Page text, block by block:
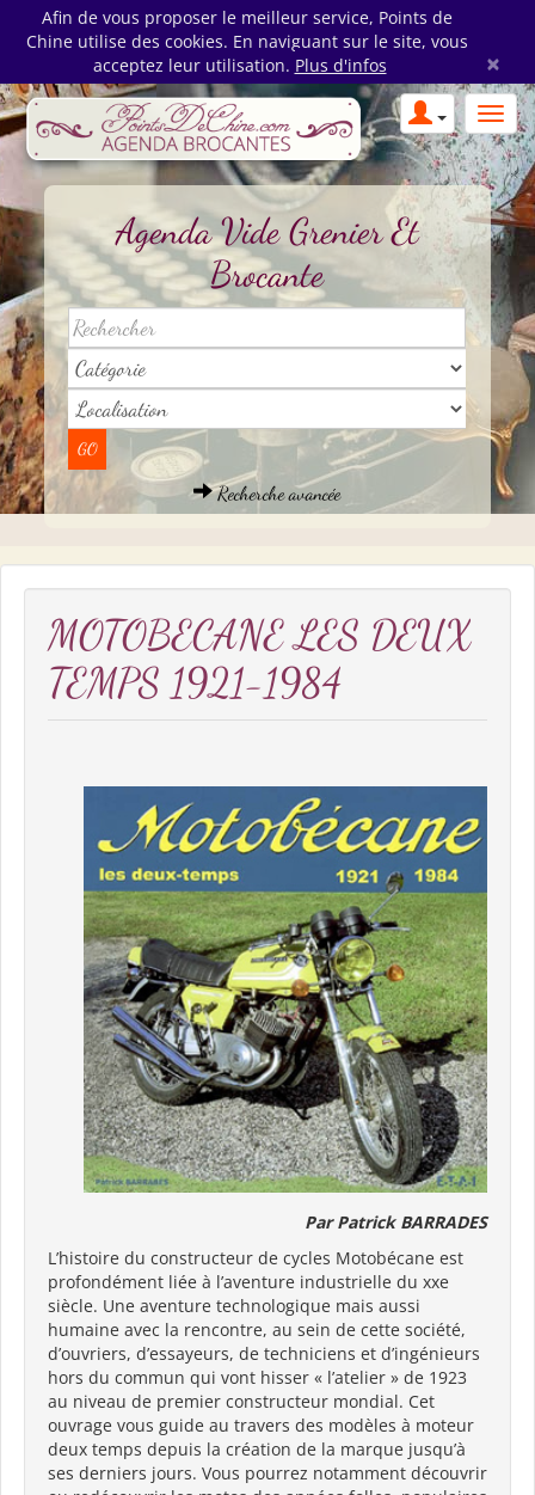
Afin de vous proposer le meilleur service, Points de
Chine utilise des cookies. En naviguant sur le site, vous
acceptez leur utilisation. Plus d'infos ×
Agenda Vide Grenier Et
Brocante
Recherche avancée
MOTOBECANE LES DEUX
TEMPS 1921-1984
Par Patrick BARRADES
L’histoire du constructeur de cycles Motobécane est
profondément liée à l’aventure industrielle du xxe
siècle. Une aventure technologique mais aussi
humaine avec la rencontre, au sein de cette société,
d’ouvriers, d’essayeurs, de techniciens et d’ingénieurs
hors du commun qui vont hisser « l’atelier » de 1923
au niveau de premier constructeur mondial. Cet
ouvrage vous guide au travers des modèles à moteur
deux temps depuis la création de la marque jusqu’à
ses derniers jours. Vous pourrez notamment découvrir